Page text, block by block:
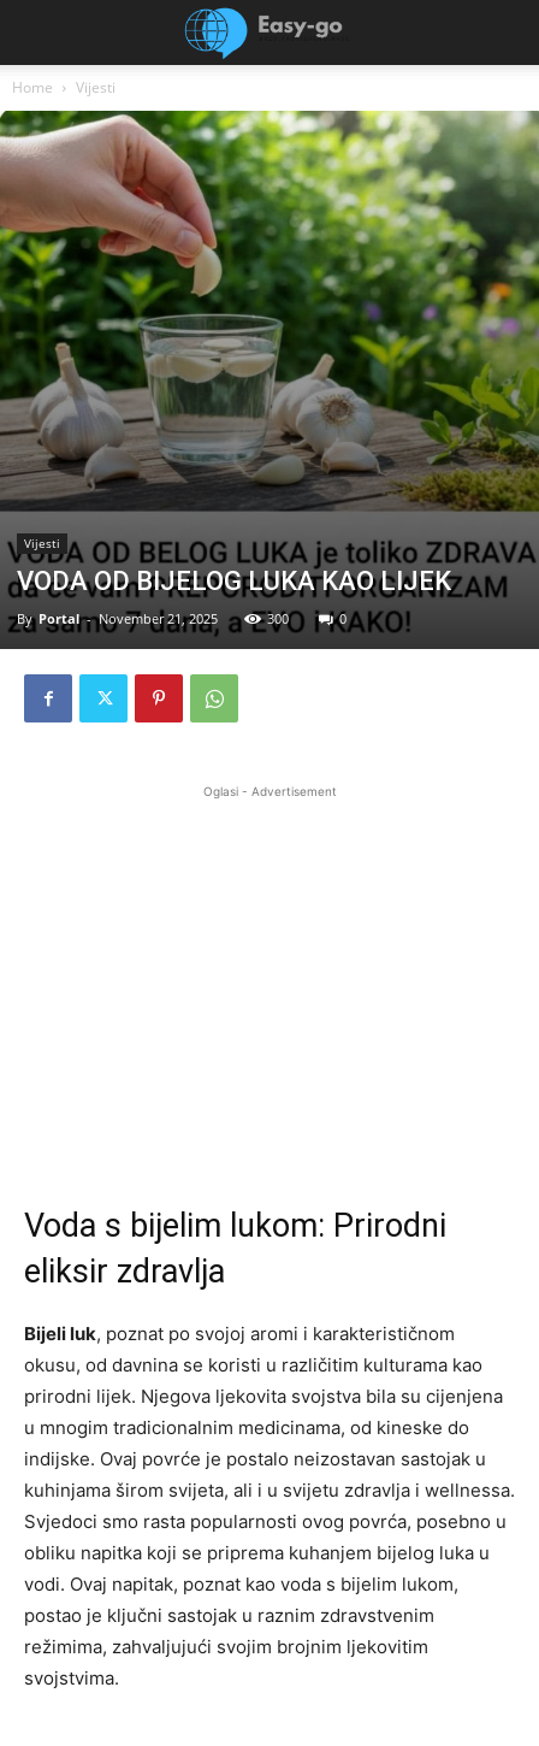
Home Vijesti
Vijesti
VODA OD BIJELOG LUKA KAO LIJEK
By Portal - November 21, 2025 300 0
Oglasi - Advertisement
Voda s bijelim lukom: Prirodni
eliksir zdravlja
Bijeli luk, poznat po svojoj aromi i karakterističnom
okusu, od davnina se koristi u različitim kulturama kao
prirodni lijek. Njegova ljekovita svojstva bila su cijenjena
u mnogim tradicionalnim medicinama, od kineske do
indijske. Ovaj povrće je postalo neizostavan sastojak u
kuhinjama širom svijeta, ali i u svijetu zdravlja i wellnessa.
Svjedoci smo rasta popularnosti ovog povrća, posebno u
obliku napitka koji se priprema kuhanjem bijelog luka u
vodi. Ovaj napitak, poznat kao voda s bijelim lukom,
postao je ključni sastojak u raznim zdravstvenim
režimima, zahvaljujući svojim brojnim ljekovitim
svojstvima.